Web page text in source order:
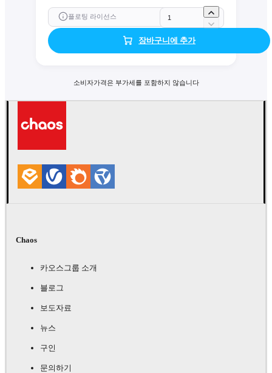
플로팅 라이선스
장바구니에 추가
소비자가격은 부가세를 포함하지 않습니다
Chaos
카오스그룹 소개
블로그
보도자료
뉴스
구인
문의하기